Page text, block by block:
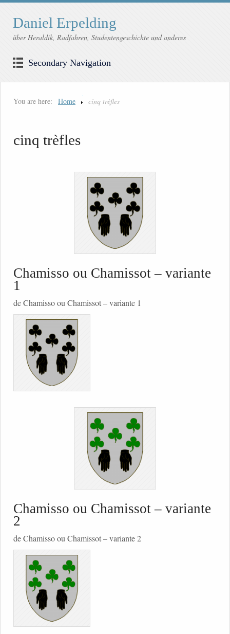
Daniel Erpelding
über Heraldik, Radfahren, Studentengeschichte und anderes
Secondary Navigation
You are here: Home cinq trèfles
cinq trèfles
Chamisso ou Chamissot – variante
1
de Chamisso ou Chamissot – variante 1
Chamisso ou Chamissot – variante
2
de Chamisso ou Chamissot – variante 2